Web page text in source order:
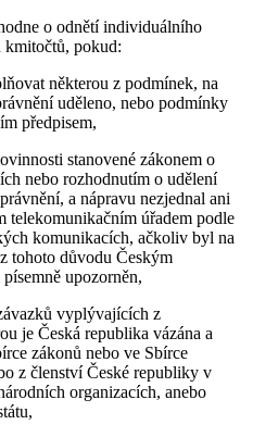
o odnětí individuálního
pokud:
některou z podmínek, na
uděleno, nebo podmínky
předpisem,
stanovené zákonem o
nebo rozhodnutím o udělení
a nápravu nezjednal ani
telekomunikačním úřadem podle
komunikacích, ačkoliv byl na
tohoto důvodu Českým
upozorněn,
vyplývajících z
je Česká republika vázána a
zákonů nebo ve Sbírce
z členství České republiky v
organizacích, anebo